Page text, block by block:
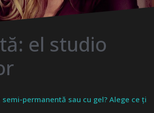
el studio
semi-permanentă sau cu gel? Alege ce ți